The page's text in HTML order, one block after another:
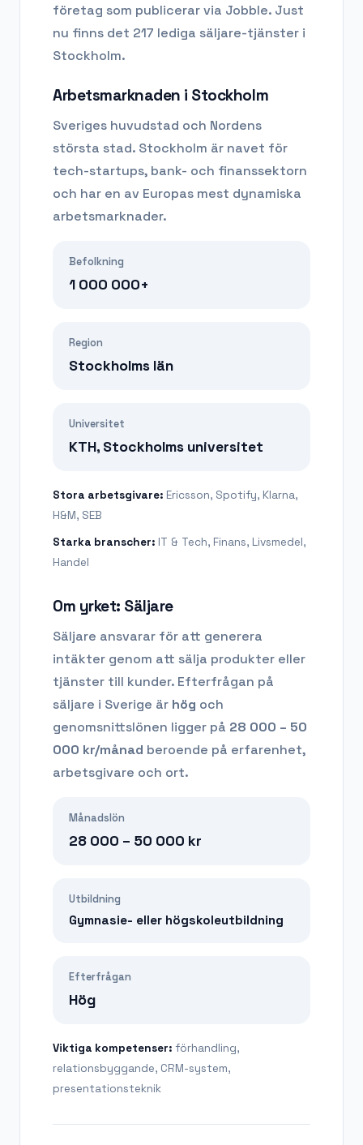
företag som publicerar via Jobble. Just
nu finns det 217 lediga säljare-tjänster i
Stockholm.
Arbetsmarknaden i Stockholm
Sveriges huvudstad och Nordens
största stad. Stockholm är navet för
tech-startups, bank- och finanssektorn
och har en av Europas mest dynamiska
arbetsmarknader.
Befolkning
1 000 000+
Region
Stockholms län
Universitet
KTH, Stockholms universitet
Stora arbetsgivare: Ericsson, Spotify, Klarna,
H&M, SEB
Starka branscher: IT & Tech, Finans, Livsmedel,
Handel
Om yrket: Säljare
Säljare ansvarar för att generera
intäkter genom att sälja produkter eller
tjänster till kunder. Efterfrågan på
säljare i Sverige är hög och
genomsnittslönen ligger på 28 000 – 50
000 kr/månad beroende på erfarenhet,
arbetsgivare och ort.
Månadslön
28 000 – 50 000 kr
Utbildning
Gymnasie- eller högskoleutbildning
Efterfrågan
Hög
Viktiga kompetenser: förhandling,
relationsbyggande, CRM-system,
presentationsteknik